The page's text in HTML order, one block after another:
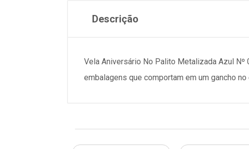
Descrição
Vela Aniversário No Palito Metalizada Azul
embalagens que comportam em um gancho